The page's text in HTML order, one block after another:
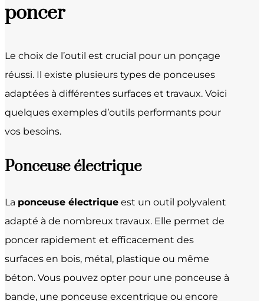
poncer
Le choix de l’outil est crucial pour un ponçage
réussi. Il existe plusieurs types de ponceuses
adaptées à différentes surfaces et travaux. Voici
quelques exemples d’outils performants pour
vos besoins.
Ponceuse électrique
La ponceuse électrique est un outil polyvalent
adapté à de nombreux travaux. Elle permet de
poncer rapidement et efficacement des
surfaces en bois, métal, plastique ou même
béton. Vous pouvez opter pour une ponceuse à
bande, une ponceuse excentrique ou encore